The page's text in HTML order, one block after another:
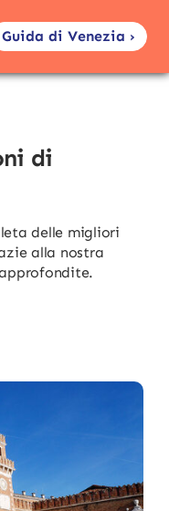
Guida di Venezia ›
di
delle migliori
alla nostra